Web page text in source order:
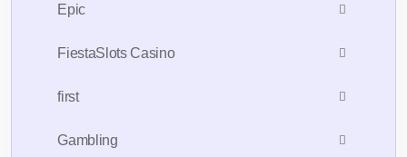
Epic
FiestaSlots Casino
first
Gambling